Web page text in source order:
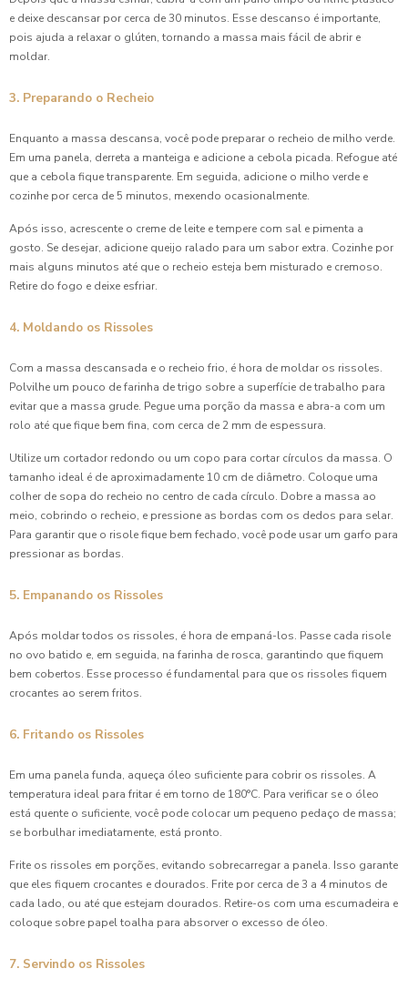
e deixe descansar por cerca de 30 minutos. Esse descanso é importante,
pois ajuda a relaxar o glúten, tornando a massa mais fácil de abrir e
moldar.
3. Preparando o Recheio
Enquanto a massa descansa, você pode preparar o recheio de milho verde.
Em uma panela, derreta a manteiga e adicione a cebola picada. Refogue até
que a cebola fique transparente. Em seguida, adicione o milho verde e
cozinhe por cerca de 5 minutos, mexendo ocasionalmente.
Após isso, acrescente o creme de leite e tempere com sal e pimenta a
gosto. Se desejar, adicione queijo ralado para um sabor extra. Cozinhe por
mais alguns minutos até que o recheio esteja bem misturado e cremoso.
Retire do fogo e deixe esfriar.
4. Moldando os Rissoles
Com a massa descansada e o recheio frio, é hora de moldar os rissoles.
Polvilhe um pouco de farinha de trigo sobre a superfície de trabalho para
evitar que a massa grude. Pegue uma porção da massa e abra-a com um
rolo até que fique bem fina, com cerca de 2 mm de espessura.
Utilize um cortador redondo ou um copo para cortar círculos da massa. O
tamanho ideal é de aproximadamente 10 cm de diâmetro. Coloque uma
colher de sopa do recheio no centro de cada círculo. Dobre a massa ao
meio, cobrindo o recheio, e pressione as bordas com os dedos para selar.
Para garantir que o risole fique bem fechado, você pode usar um garfo para
pressionar as bordas.
5. Empanando os Rissoles
Após moldar todos os rissoles, é hora de empaná-los. Passe cada risole
no ovo batido e, em seguida, na farinha de rosca, garantindo que fiquem
bem cobertos. Esse processo é fundamental para que os rissoles fiquem
crocantes ao serem fritos.
6. Fritando os Rissoles
Em uma panela funda, aqueça óleo suficiente para cobrir os rissoles. A
temperatura ideal para fritar é em torno de 180°C. Para verificar se o óleo
está quente o suficiente, você pode colocar um pequeno pedaço de massa;
se borbulhar imediatamente, está pronto.
Frite os rissoles em porções, evitando sobrecarregar a panela. Isso garante
que eles fiquem crocantes e dourados. Frite por cerca de 3 a 4 minutos de
cada lado, ou até que estejam dourados. Retire-os com uma escumadeira e
coloque sobre papel toalha para absorver o excesso de óleo.
7. Servindo os Rissoles